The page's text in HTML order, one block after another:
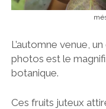
L’automne venue,
photos est le
botanique.
Ces fruits juteux